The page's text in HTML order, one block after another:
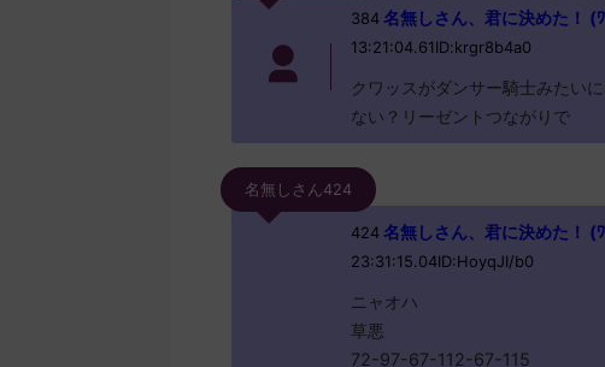
384名無しさん、君に決めた！
13:21:04.61ID:krgr8b4a0
クワッスがダンサー騎士みたい
ない？リーゼントつながりで
名無しさん424
424名無しさん、君に決めた！
23:31:15.04ID:HoyqJI/b0
ニャオハ
草悪
72-97-67-112-67-115